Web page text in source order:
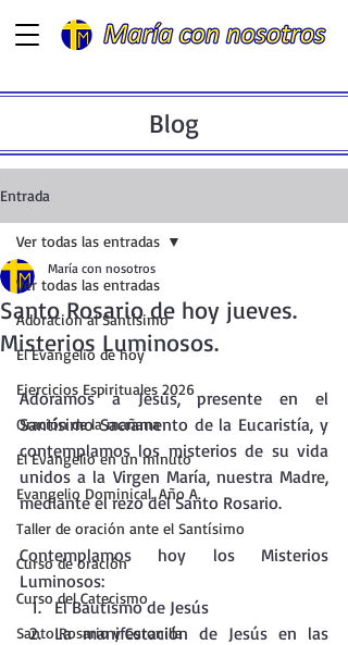
Blog
Entrada
Ver todas las entradas
Adoración al Santísimo
El Evangelio de hoy
Ejercicios Espirituales 2026
Oración de la mañana
El Evangelio en un minuto
Evangelio Dominical. Año A.
Taller de oración ante el Santísimo
Curso de oración
Curso del Catecismo
Santo Rosario y Coronilla
Ver todas las entradas
Santo Rosario de hoy jueves.
Misterios Luminosos.
María con nosotros
Adoramos a Jesús, presente en el
Santísimo Sacramento de la Eucaristía, y
contemplamos los misterios de su vida
unidos a la Virgen María, nuestra Madre,
mediante el rezo del Santo Rosario.
Contemplamos hoy los Misterios
Luminosos:
El Bautismo de Jesús
La manifestación de Jesús en las